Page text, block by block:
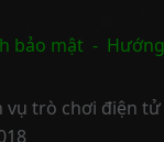
bảo mật -
vụ trò chơi điện